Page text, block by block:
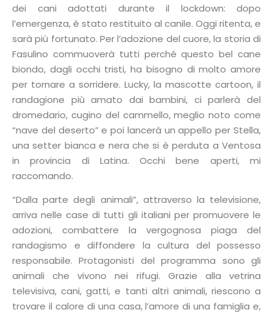
dei cani adottati durante il lockdown: dopo
l’emergenza, è stato restituito al canile. Oggi ritenta, e
sarà più fortunato. Per l’adozione del cuore, la storia di
Fasulino commuoverà tutti perché questo bel cane
biondo, dagli occhi tristi, ha bisogno di molto amore
per tornare a sorridere. Lucky, la mascotte cartoon, il
randagione più amato dai bambini, ci parlerà del
dromedario, cugino del cammello, meglio noto come
“nave del deserto” e poi lancerà un appello per Stella,
una setter bianca e nera che si è perduta a Ventosa
in provincia di Latina. Occhi bene aperti, mi
raccomando.
“Dalla parte degli animali”, attraverso la televisione,
arriva nelle case di tutti gli italiani per promuovere le
adozioni, combattere la vergognosa piaga del
randagismo e diffondere la cultura del possesso
responsabile. Protagonisti del programma sono gli
animali che vivono nei rifugi. Grazie alla vetrina
televisiva, cani, gatti, e tanti altri animali, riescono a
trovare il calore di una casa, l’amore di una famiglia e,